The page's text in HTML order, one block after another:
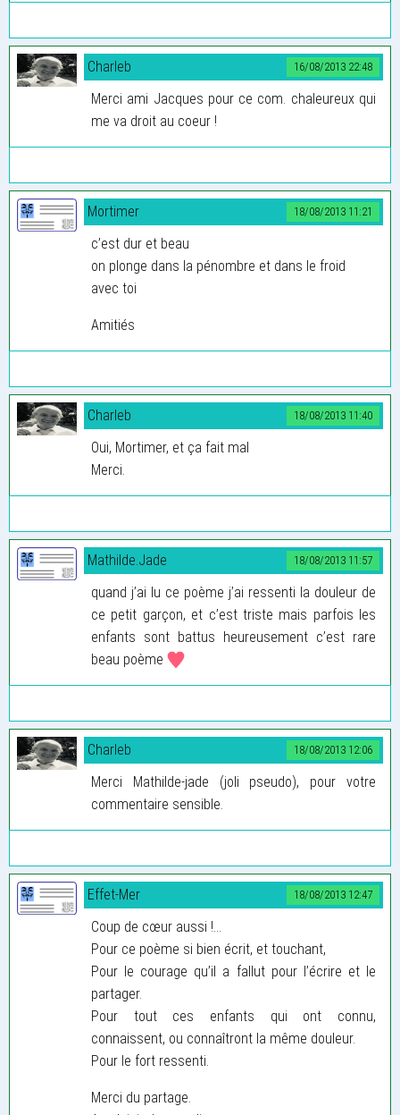
16/08/2013 22:48
Charleb
Merci ami Jacques pour ce com. chaleureux qui
me va droit au coeur !
18/08/2013 11:21
Mortimer
c’est dur et beau
on plonge dans la pénombre et dans le froid
avec toi
Amitiés
18/08/2013 11:40
Charleb
Oui, Mortimer, et ça fait mal
Merci.
18/08/2013 11:57
Mathilde.Jade
quand j’ai lu ce poème j’ai ressenti la douleur de
ce petit garçon, et c’est triste mais parfois les
enfants sont battus heureusement c’est rare
beau poème
18/08/2013 12:06
Charleb
Merci Mathilde-jade (joli pseudo), pour votre
commentaire sensible.
18/08/2013 12:47
Effet-Mer
Coup de cœur aussi !...
Pour ce poème si bien écrit, et touchant,
Pour le courage qu’il a fallut pour l’écrire et le
partager.
Pour tout ces enfants qui ont connu,
connaissent, ou connaîtront la même douleur.
Pour le fort ressenti.
Merci du partage.